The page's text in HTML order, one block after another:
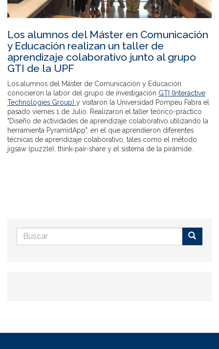
Los alumnos del Máster en Comunicación
y Educación realizan un taller de
aprendizaje colaborativo junto al grupo
GTI de la UPF
Los alumnos del Máster de Comunicación y Educación
conocieron la labor del grupo de investigación GTI (Interactive
Technologies Group) y visitaron la Universidad Pompeu Fabra el
pasado viernes 1 de Julio. Realizaron el taller teórico-práctico
"Diseño de actividades de aprendizaje colaborativo utilizando la
herramienta PyramidApp", en el que aprendieron diferentes
técnicas de aprendizaje colaborativo, tales como el método
jigsaw (puzzle), think-pair-share y el sistema de la pirámide.
Formulario
de